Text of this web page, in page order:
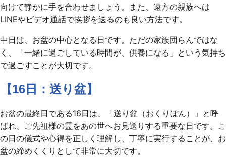
向けて静かに手を合わせましょう。また、遠方の親族へは
LINEやビデオ通話で挨拶を送るのも良い方法です。
中日は、お盆の中心となる日です。ただの家族団らんではな
く、「一緒に過ごしている時間が、供養になる」という気持ち
で過ごすことが大切です。
【16日：送り盆】
お盆の最終日である16日は、「送り盆（おくりぼん）」と呼
ばれ、ご先祖様の霊をあの世へお見送りする重要な日です。こ
の日の儀式や心得を正しく理解し、丁寧に実行することが、お
盆の締めくくりとして非常に大切です。